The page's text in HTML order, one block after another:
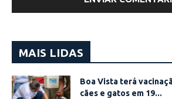
MAIS LIDAS
Boa Vista terá
cães e gatos em 19...